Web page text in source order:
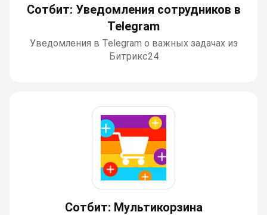
Сотбит: Уведомления сотрудников в
Telegram
Уведомления в Telegram о важных задачах из
Битрикс24
Сотбит: Мультикорзина